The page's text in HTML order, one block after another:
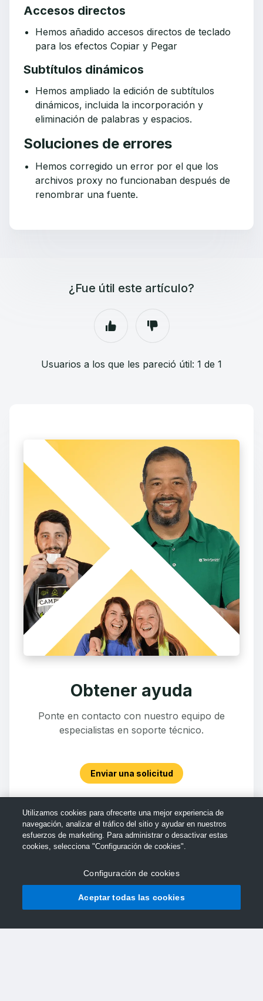
Accesos directos
Hemos añadido accesos directos de teclado
para los efectos Copiar y Pegar
Subtítulos dinámicos
Hemos ampliado la edición de subtítulos
dinámicos, incluida la incorporación y
eliminación de palabras y espacios.
Soluciones de errores
Hemos corregido un error por el que los
archivos proxy no funcionaban después de
renombrar una fuente.
¿Fue útil este artículo?
Usuarios a los que les pareció útil: 1 de 1
Obtener ayuda
Ponte en contacto con nuestro equipo de
especialistas en soporte técnico.
Enviar una solicitud
Utilizamos cookies para ofrecerte una mejor experiencia de
navegación, analizar el tráfico del sitio y ayudar en nuestros
esfuerzos de marketing. Para administrar o desactivar estas
cookies, selecciona "Configuración de cookies".
Configuración de cookies
Aceptar todas las cookies